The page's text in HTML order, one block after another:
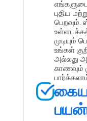
புதிய
பெறவும்.
முடியும்
உங்கள்
அல்லது
காணவும்